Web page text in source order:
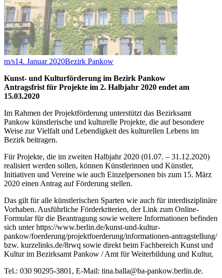
m/s14. Januar 2020Bezirk Pankow
Kunst- und Kulturförderung im Bezirk Pankow
Antragsfrist für Projekte im 2. Halbjahr 2020 endet am
15.03.2020
Im Rahmen der Projektförderung unterstützt das Bezirksamt
Pankow künstlerische und kulturelle Projekte, die auf besondere
Weise zur Vielfalt und Lebendigkeit des kulturellen Lebens im
Bezirk beitragen.
Für Projekte, die im zweiten Halbjahr 2020 (01.07. – 31.12.2020)
realisiert werden sollen, können Künstlerinnen und Künstler,
Initiativen und Vereine wie auch Einzelpersonen bis zum 15. März
2020 einen Antrag auf Förderung stellen.
Das gilt für alle künstlerischen Sparten wie auch für interdisziplinäre
Vorhaben. Ausführliche Förderkriterien, der Link zum Online-
Formular für die Beantragung sowie weitere Informationen befinden
sich unter https://www.berlin.de/kunst-und-kultur-
pankow/foerderung/projektfoerderung/informationen-antragstellung/
bzw. kurzelinks.de/8rwq sowie direkt beim Fachbereich Kunst und
Kultur im Bezirksamt Pankow / Amt für Weiterbildung und Kultur,
Tel.: 030 90295-3801, E-Mail: tina.balla@ba-pankow.berlin.de.